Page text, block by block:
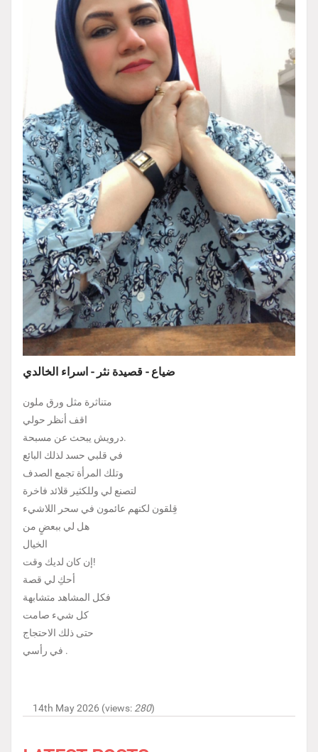
ضياع - قصيدة نثر - اسراء الخالدي
متناثرة مثل ورق ملون
اقف أنظر حولي
درويش يبحث عن مسبحة.
في قلبي حسد لذلك البائع
وتلك المرأة تجمع الصدف
لتصنع لي وللكثير قلائد فاخرة
قِلقون لكنهم عائمون في سحر اللاشيء
هل لي ببعضٍ من
الخيال
إن كان لديك وقت!
أحكِ لي قصة
فكل المشاهد متشابهة
كل شيء صامت
حتى ذلك الاحتجاج
في رأسي .
14th May 2026 (views: 280)